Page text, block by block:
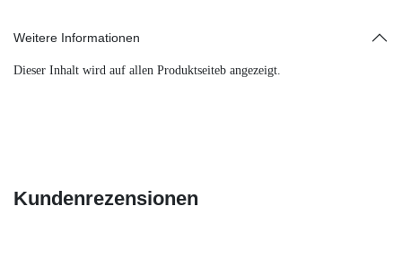
Weitere Informationen
Dieser Inhalt wird auf allen Produktseiteb angezeigt.
Kundenrezensionen